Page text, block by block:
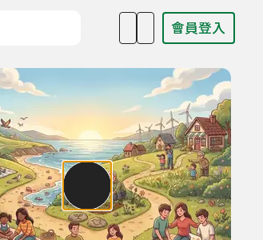
會員登入